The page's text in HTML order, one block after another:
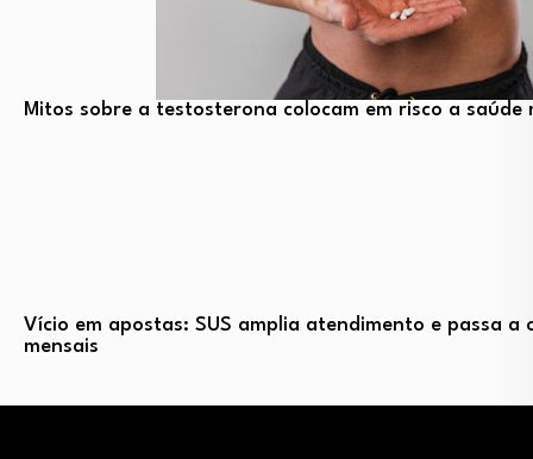
Mitos sobre a testosterona colocam em risco a saúde
Vício em apostas: SUS amplia atendimento e passa a
mensais